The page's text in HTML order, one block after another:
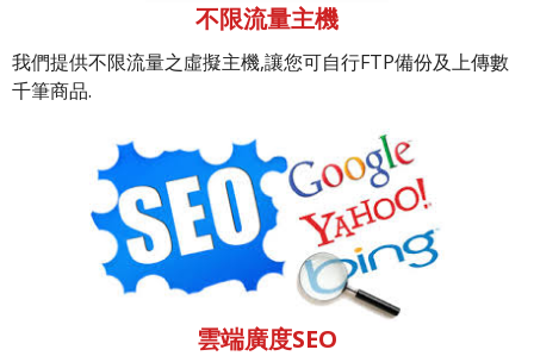
不限流量主機
我們提供不限流量之虛擬主機,讓您可自行FTP備份及上傳數
千筆商品.
雲端廣度SEO